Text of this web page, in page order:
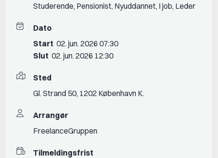
Studerende, Pensionist, Nyuddannet, I job, Leder
Dato
Start 02. jun. 2026 07:30
Slut 02. jun. 2026 12:30
Sted
Gl. Strand 50, 1202 København K.
Arrangør
FreelanceGruppen
Tilmeldingsfrist